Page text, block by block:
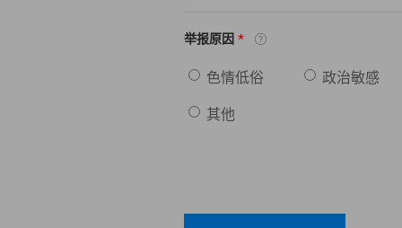
举报原因 *
色情低俗 政治敏感
其他